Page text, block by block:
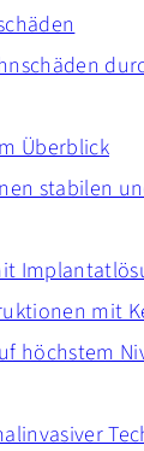
Überblick
stabilen
mit
höchstem